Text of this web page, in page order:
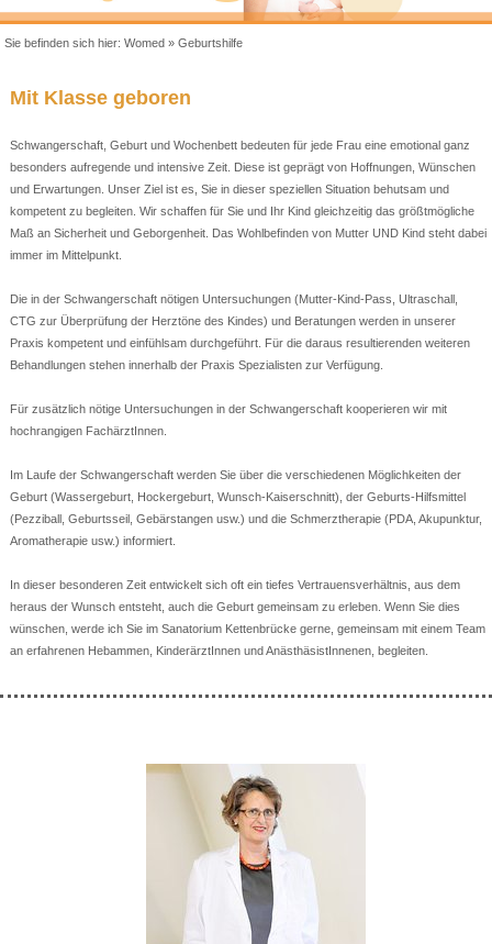
Sie befinden sich hier:Womed »Geburtshilfe
Mit Klasse geboren
Schwangerschaft, Geburt und Wochenbett bedeuten für jede Frau eine emotional ganz
besonders aufregende und intensive Zeit. Diese ist geprägt von Hoffnungen, Wünschen
und Erwartungen. Unser Ziel ist es, Sie in dieser speziellen Situation behutsam und
kompetent zu begleiten. Wir schaffen für Sie und Ihr Kind gleichzeitig das größtmögliche
Maß an Sicherheit und Geborgenheit. Das Wohlbefinden von Mutter UND Kind steht dabei
immer im Mittelpunkt.
Die in der Schwangerschaft nötigen Untersuchungen (Mutter-Kind-Pass, Ultraschall,
CTG zur Überprüfung der Herztöne des Kindes) und Beratungen werden in unserer
Praxis kompetent und einfühlsam durchgeführt. Für die daraus resultierenden weiteren
Behandlungen stehen innerhalb der Praxis Spezialisten zur Verfügung.
Für zusätzlich nötige Untersuchungen in der Schwangerschaft kooperieren wir mit
hochrangigen FachärztInnen.
Im Laufe der Schwangerschaft werden Sie über die verschiedenen Möglichkeiten der
Geburt (Wassergeburt, Hockergeburt, Wunsch-Kaiserschnitt), der Geburts-Hilfsmittel
(Pezziball, Geburtsseil, Gebärstangen usw.) und die Schmerztherapie (PDA, Akupunktur,
Aromatherapie usw.) informiert.
In dieser besonderen Zeit entwickelt sich oft ein tiefes Vertrauensverhältnis, aus dem
heraus der Wunsch entsteht, auch die Geburt gemeinsam zu erleben. Wenn Sie dies
wünschen, werde ich Sie im Sanatorium Kettenbrücke gerne, gemeinsam mit einem Team
an erfahrenen Hebammen, KinderärztInnen und AnästhäsistInnenen, begleiten.